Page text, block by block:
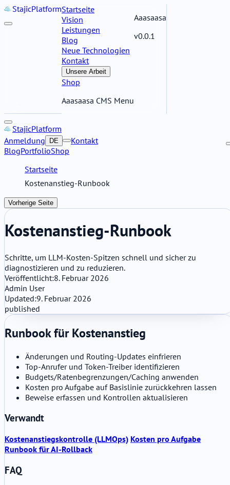
StajicPlatformStartseite
Vision
Leistungen
Blog
Neue Technologien
Kontakt
Unsere Arbeit
Shop
Aaasaasa CMS Menu
Aaasaasa
v0.0.1
StajicPlatform
BlogPortfolioShop
Anmeldung DE Kontakt
Startseite
Kostenanstieg-Runbook
Vorherige Seite
Kostenanstieg-Runbook
Schritte, um LLM-Kosten-Spitzen schnell und sicher zu
diagnostizieren und zu reduzieren.
Veröffentlicht:8. Februar 2026
Admin User
Updated:9. Februar 2026
published
Runbook für Kostenanstieg
Änderungen und Routing-Updates einfrieren
Top-Anrufer und Token-Treiber identifizieren
Budgets/Ratenbegrenzungen/Caching anwenden
Kosten pro Aufgabe auf Basislinie zurückkehren lassen
Beweise erfassen und Kontrollen aktualisieren
Verwandt
Kostenanstiegskontrolle (LLMOps) Kosten pro Aufgabe
Runbook für AI-Rollback
FAQ